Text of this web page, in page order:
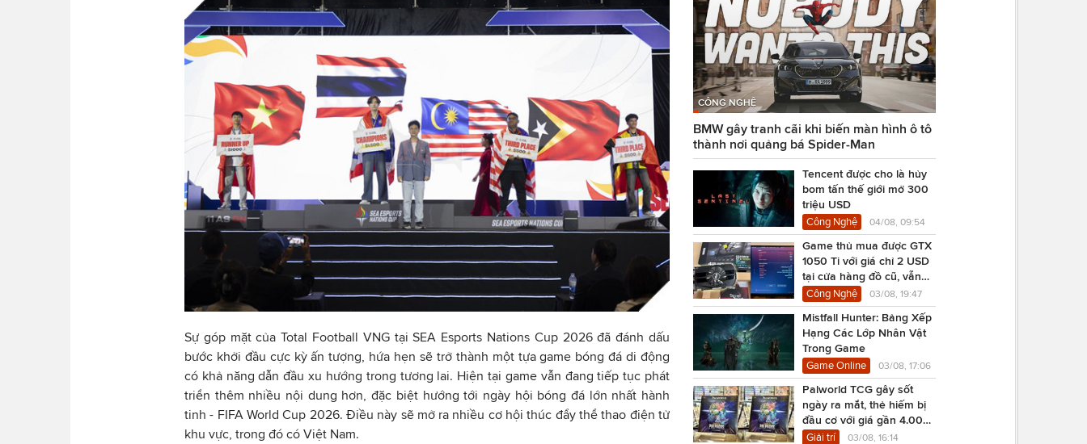
Sự góp mặt của Total Football VNG tại SEA Esports Nations Cup 2026 đã đánh dấu
bước khởi đầu cực kỳ ấn tượng, hứa hẹn sẽ trở thành một tựa game bóng đá di động
có khả năng dẫn đầu xu hướng trong tương lai. Hiện tại game vẫn đang tiếp tục phát
triển thêm nhiều nội dung hơn, đặc biệt hướng tới ngày hội bóng đá lớn nhất hành
tinh - FIFA World Cup 2026. Điều này sẽ mở ra nhiều cơ hội thúc đẩy thể thao điện tử
khu vực, trong đó có Việt Nam.
CÔNG NGHỆ
BMW gây tranh cãi khi biến màn hình ô tô
thành nơi quảng bá Spider-Man
Tencent được cho là hủy
bom tấn thế giới mở 300
triệu USD
Công Nghệ 04/08, 09:54
Game thủ mua được GTX
1050 Ti với giá chỉ 2 USD
tại cửa hàng đồ cũ, vẫn
chạy Cyberpunk 2077
Công Nghệ 03/08, 19:47
Mistfall Hunter: Bảng Xếp
Hạng Các Lớp Nhân Vật
Trong Game
Game Online 03/08, 17:06
Palworld TCG gây sốt
ngày ra mắt, thẻ hiếm bị
đầu cơ với giá gần 4.000
USD
Giải trí 03/08, 16:14